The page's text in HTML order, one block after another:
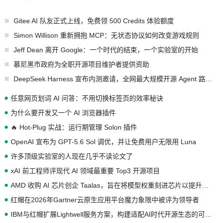
Gitee AI 队友正式上线，免费领 500 Credits 体验额度
Simon Willison 重新拥抱 MCP：无状态协议如何改变游戏规则
Jeff Dean 离开 Google：一个时代的结束，一个实验室的开始
慕尼黑市政府为全职开源项目维护者提供资助
任意网页划词 AI 问答：不用切换标签页的效率秘诀
为什么要开发又一个 AI 浏览器插件
🔥 Hot-Plug 实战：运行期管理 Solon 插件
OpenAI 宣布为 GPT-5.6 Sol 调优，并让免费用户无限用 Luna
许多顶级实验室的人现在几乎不读论文了
xAI 前工程师评现代 AI 领域最重要 Top3 开源项目
红帽在2026年Gartner云原生应用平台魔力象限中被评为领导者